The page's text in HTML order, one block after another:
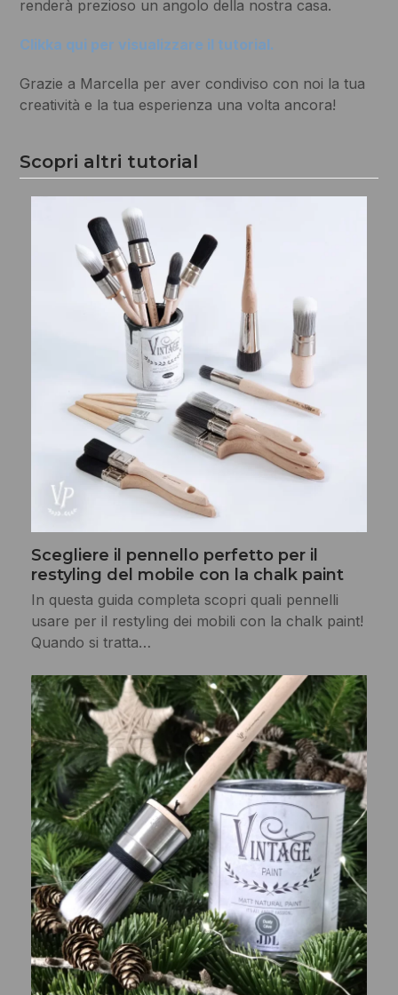
renderà prezioso un angolo della nostra casa.
Clikka qui per visualizzare il tutorial.
Grazie a Marcella per aver condiviso con noi la tua
creatività e la tua esperienza una volta ancora!
Scopri altri tutorial
Scegliere il pennello perfetto per il
restyling del mobile con la chalk paint
In questa guida completa scopri quali pennelli
usare per il restyling dei mobili con la chalk paint!
Quando si tratta…